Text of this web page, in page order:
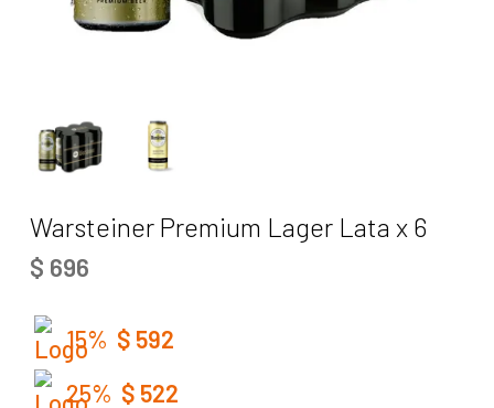
Warsteiner Premium Lager Lata x 6
$ 696
15% $ 592
25% $ 522